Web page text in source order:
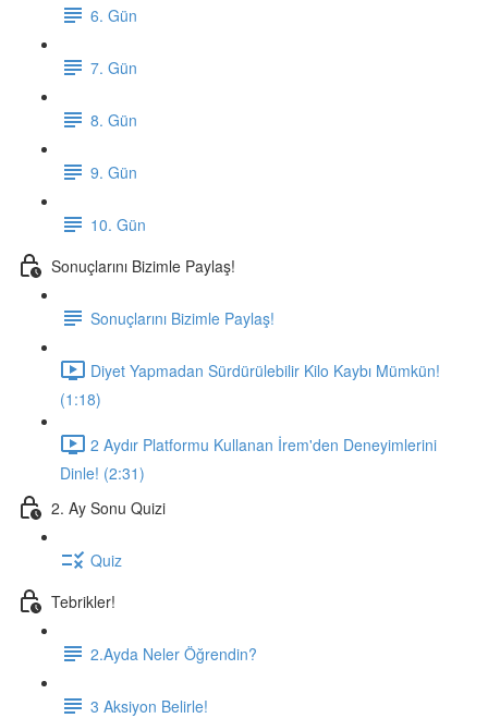
6. Gün
7. Gün
8. Gün
9. Gün
10. Gün
Sonuçlarını Bizimle Paylaş!
Sonuçlarını Bizimle Paylaş!
Diyet Yapmadan Sürdürülebilir Kilo Kaybı Mümkün!
(1:18)
2 Aydır Platformu Kullanan İrem'den Deneyimlerini
Dinle! (2:31)
2. Ay Sonu Quizi
Quiz
Tebrikler!
2.Ayda Neler Öğrendin?
3 Aksiyon Belirle!